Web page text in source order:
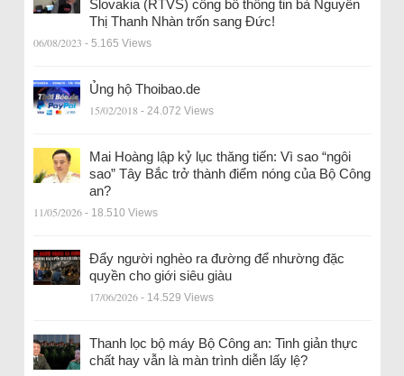
Slovakia (RTVS) công bố thông tin bà Nguyễn
Thị Thanh Nhàn trốn sang Đức!
06/08/2023 - 5.165 Views
Ủng hộ Thoibao.de
15/02/2018 - 24.072 Views
Mai Hoàng lập kỷ lục thăng tiến: Vì sao “ngôi
sao” Tây Bắc trở thành điểm nóng của Bộ Công
an?
11/05/2026 - 18.510 Views
Đẩy người nghèo ra đường để nhường đặc
quyền cho giới siêu giàu
17/06/2026 - 14.529 Views
Thanh lọc bộ máy Bộ Công an: Tinh giản thực
chất hay vẫn là màn trình diễn lấy lệ?